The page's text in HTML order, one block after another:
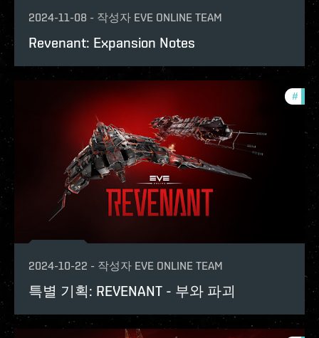
2024-11-08 - 작성자 EVE ONLINE TEAM
Revenant: Expansion Notes
#
2024-10-22 - 작성자 EVE ONLINE TEAM
특별 기획: REVENANT - 부와 파괴